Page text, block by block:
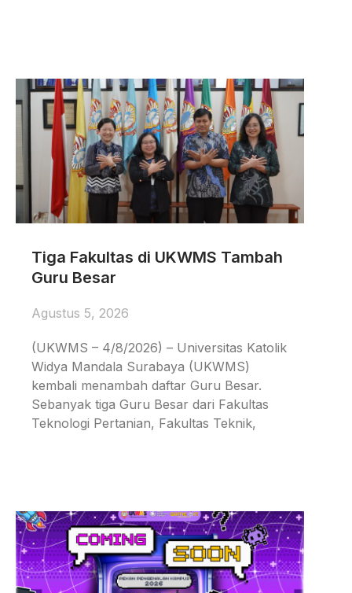
Tiga Fakultas di UKWMS Tambah
Guru Besar
Agustus 5, 2026
(UKWMS – 4/8/2026) – Universitas Katolik
Widya Mandala Surabaya (UKWMS)
kembali menambah daftar Guru Besar.
Sebanyak tiga Guru Besar dari Fakultas
Teknologi Pertanian, Fakultas Teknik,